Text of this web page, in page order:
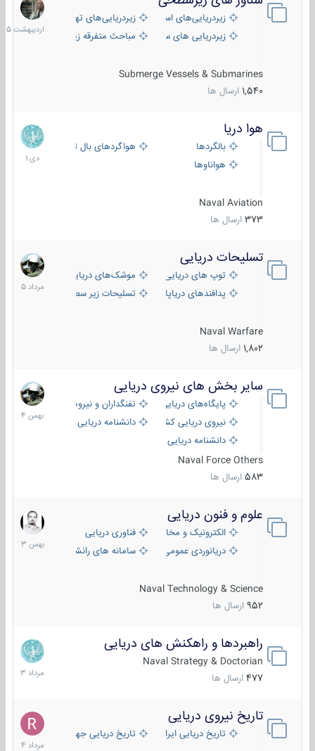
زیردریایی‌های استراتژیکزیردریایی‌های تهاجمی
زیردریایی های سبک
مباحث متفرقه زیرسطحی
Submerge Vessels & Submarines
1,540 ارسال ها
1405
هوا دریا
بالگردها
هواگردهای بال ثابت
هواناوها
Naval Aviation
373 ارسال ها
12
دی
1401
تسلیحات دریایی
توپ های دریایی
موشک‌های دریایی
پدافندهای دریاپایه
تسلیحات زیر سطحی
Naval Warfare
1,802 ارسال ها
2
مرداد
1405
سایر بخش های نیروی دریایی
پایگاه‌های دریایی
تفنگداران و نیروهای ویژه‌ی دریایی
نیروی دریایی کشورهای مختلفدانشنامه دریایی
دانشنامه دریایی کپی
Naval Force Others
583 ارسال ها
22
بهمن
1404
علوم و فنون دریایی
الکترونیک و مخابرات دریاییفناوری دریایی
دریانوردی عمومی
سامانه های رانشی دریایی
Naval Technology & Science
952 ارسال ها
6
بهمن
1403
راهبردها و راهکنش های دریایی
Naval Strategy & Doctorian
477 ارسال ها
2
مرداد
1403
تاریخ نیروی دریایی
تاریخ دریایی ایران تاریخ دریایی جهان
16
مرداد
1404